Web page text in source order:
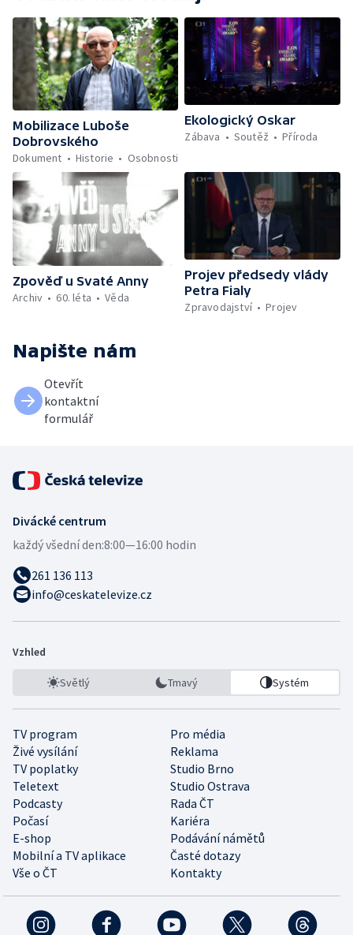
Mobilizace Luboše
Dobrovského
Dokument
Historie Osobnosti
Ekologický Oskar
Zábava
Soutěž Příroda
Zpověď u Svaté Anny
Archiv
60. léta Věda
Projev předsedy vlády
Petra Fialy
Zpravodajství
Projev
Napište nám
Otevřít
kontaktní
formulář
Divácké centrum
každý všední den:8:00—16:00 hodin
261 136 113
info@ceskatelevize.cz
Vzhled
Světlý Tmavý Systém
TV program
Pro média
Živé vysílání
Reklama
TV poplatky
Studio Brno
Teletext
Studio Ostrava
Podcasty
Rada ČT
Počasí
Kariéra
E-shop
Podávání námětů
Mobilní a TV aplikace
Časté dotazy
Vše o ČT
Kontakty